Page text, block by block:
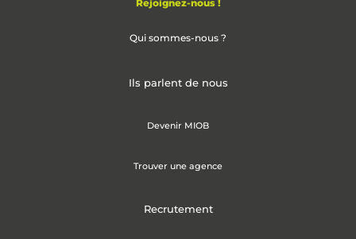
Rejoignez-nous !
Qui sommes-nous ?
Ils parlent de nous
Devenir MIOB
Trouver une agence
Recrutement